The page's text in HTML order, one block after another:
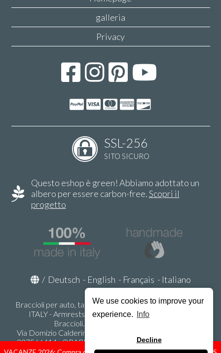
We use cookies to improve your
experience.
Info
Decline
galleria
Privacy
SSL-256
SITO SICURO
Questo eshop è green! Abbiamo adottato un
albero per essere carbon-free.Scopri il
progetto
/ Deutsch - English - Français - Italiano
Braccioli per auto, tappeti auto, accessori auto MADE IN
ITALY - Armrests, Mittelarmlehnen, Accoundoirs -
Braccioli.it - P.Iva IT02178470353
Via Domizio Calderini 8 int. 1 - 37131 Verona (VR) - Italy -
337566414 - ORARI UFFICIO 9:00-12:00, 15:00-18:00,